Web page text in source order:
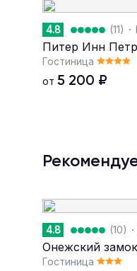
4.8 (11) ·
Питер Инн
Гостиница
от 5 200 ₽
4.8 (10) ·
Онежский замок
Гостиница